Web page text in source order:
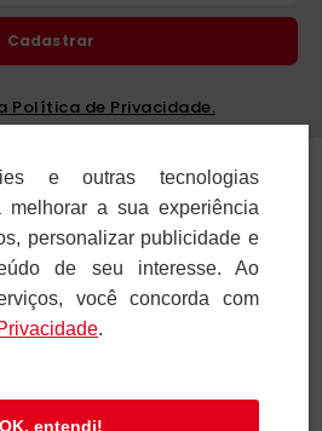
Política de Privacidade.
Cadastrar
e outras tecnologias
melhorar a sua experiência
personalizar publicidade e
de seu interesse. Ao
você concorda com
.
OK, entendi!